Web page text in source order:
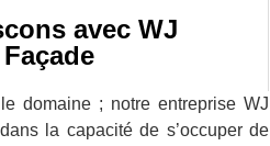
avec WJ
domaine ; notre entreprise WJ
la capacité de s’occuper de